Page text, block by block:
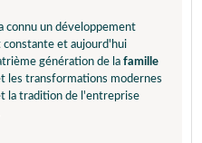
connu un développement
constante et aujourd'hui
génération de la famille
les transformations modernes
la tradition de l'entreprise